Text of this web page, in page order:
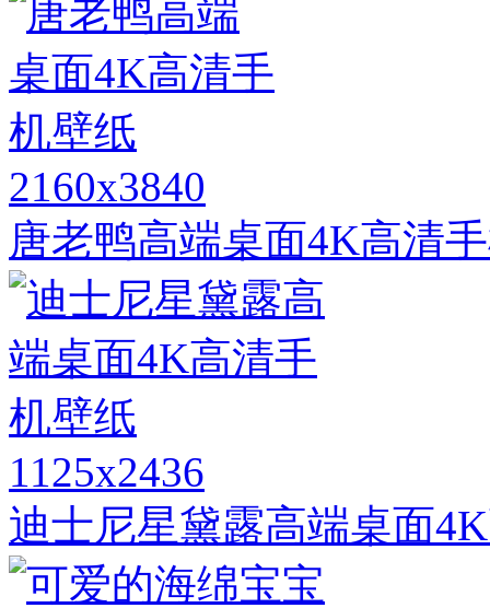
2160x3840
唐老鸭高端桌面4K高清
1125x2436
迪士尼星黛露高端桌面